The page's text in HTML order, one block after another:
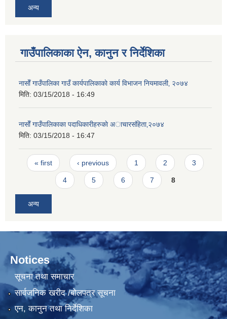
अन्य
गाउँपालिकाका ऐन, कानुन र निर्देशिका
नासाेँ गाउँपालिका गाउँ कार्यपालिकाकाे कार्य विभाजन नियमावली‚ २०७४
मिति: 03/15/2018 - 16:49
नासाेँ गाउँपालिकाका पदाधिकारीहरुकाे अाचारस‌ंहिता‚२०७४
मिति: 03/15/2018 - 16:47
Pages
« first ‹ previous 1 2 3
4 5 6 7 8
अन्य
Notices
सूचना तथा समाचार
सार्वजनिक खरीद /बोलपत्र सूचना
एन, कानुन तथा निर्देशिका